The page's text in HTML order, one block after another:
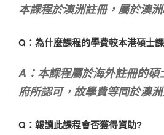
本課程於澳洲註冊，屬於澳
Q：為什麼課程的學費較本港碩士
A：本課程屬於海外註冊的碩
府所認可，故學費等同於澳
Q：報讀此課程會否獲得資助?